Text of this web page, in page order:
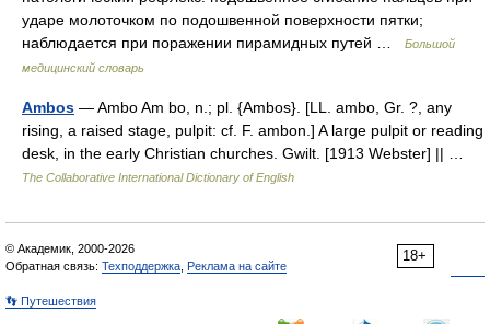
ударе молоточком по подошвенной поверхности пятки;
наблюдается при поражении пирамидных путей …
Большой
медицинский словарь
Ambos — Ambo Am bo, n.; pl. {Ambos}. [LL. ambo, Gr. ?, any
rising, a raised stage, pulpit: cf. F. ambon.] A large pulpit or reading
desk, in the early Christian churches. Gwilt. [1913 Webster] || …
The Collaborative International Dictionary of English
18+
© Академик, 2000-2026
Обратная связь: Техподдержка Реклама на сайте
👣 Путешествия